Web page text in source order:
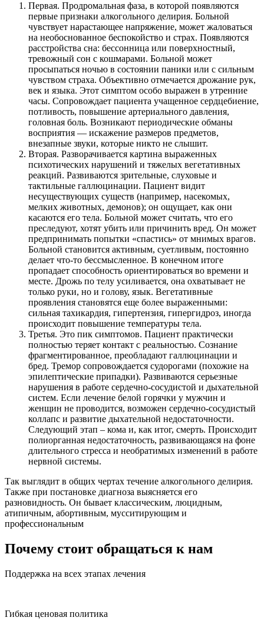
Первая. Продромальная фаза, в которой появляются
первые признаки алкогольного делирия. Больной
чувствует нарастающее напряжение, может жаловаться
на необоснованное беспокойство и страх. Появляются
расстройства сна: бессонница или поверхностный,
тревожный сон с кошмарами. Больной может
просыпаться ночью в состоянии паники или с сильным
чувством страха. Объективно отмечается дрожание рук,
век и языка. Этот симптом особо выражен в утренние
часы. Сопровождает пациента учащенное сердцебиение,
потливость, повышение артериального давления,
головная боль. Возникают периодические обманы
восприятия — искажение размеров предметов,
внезапные звуки, которые никто не слышит.
Вторая. Разворачивается картина выраженных
психотических нарушений и тяжелых вегетативных
реакций. Развиваются зрительные, слуховые и
тактильные галлюцинации. Пациент видит
несуществующих существ (например, насекомых,
мелких животных, демонов); он ощущает, как они
касаются его тела. Больной может считать, что его
преследуют, хотят убить или причинить вред. Он может
предпринимать попытки «спастись» от мнимых врагов.
Больной становится активным, суетливым, постоянно
делает что-то бессмысленное. В конечном итоге
пропадает способность ориентироваться во времени и
месте. Дрожь по телу усиливается, она охватывает не
только руки, но и голову, язык. Вегетативные
проявления становятся еще более выраженными:
сильная тахикардия, гипертензия, гипергидроз, иногда
происходит повышение температуры тела.
Третья. Это пик симптомов. Пациент практически
полностью теряет контакт с реальностью. Сознание
фрагментированное, преобладают галлюцинации и
бред. Тремор сопровождается судорогами (похожие на
эпилептические припадки). Развиваются серьезные
нарушения в работе сердечно-сосудистой и дыхательной
систем. Если лечение белой горячки у мужчин и
женщин не проводится, возможен сердечно-сосудистый
коллапс и развитие дыхательной недостаточности.
Следующий этап – кома и, как итог, смерть. Происходит
полиорганная недостаточность, развивающаяся на фоне
длительного стресса и необратимых изменений в работе
нервной системы.
Так выглядит в общих чертах течение алкогольного делирия.
Также при постановке диагноза выясняется его
разновидность. Он бывает классическим, люцидным,
атипичным, абортивным, мусситирующим и
профессиональным
Почему стоит обращаться к нам
Поддержка на всех этапах лечения
Гибкая ценовая политика